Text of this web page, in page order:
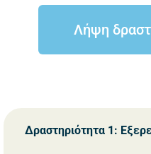
Λήψη
Δραστηριότητα 1: